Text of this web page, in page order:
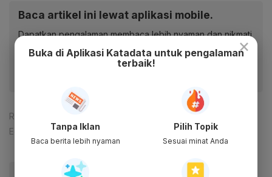
Baca artikel ini lewat aplikasi mobile.
Dapatkan pengalaman membaca lebih nyaman dan nikmati
fitur menarik lainnya lewat aplikasi mobile Katadata.
Reporter:
Editor:
Syahrizal Sidik
#Saham
×
Buka di Aplikasi Katadata untuk pengalaman
terbaik!
Tanpa Iklan
Baca berita lebih nyaman
Pilih Topik
Sesuai minat Anda